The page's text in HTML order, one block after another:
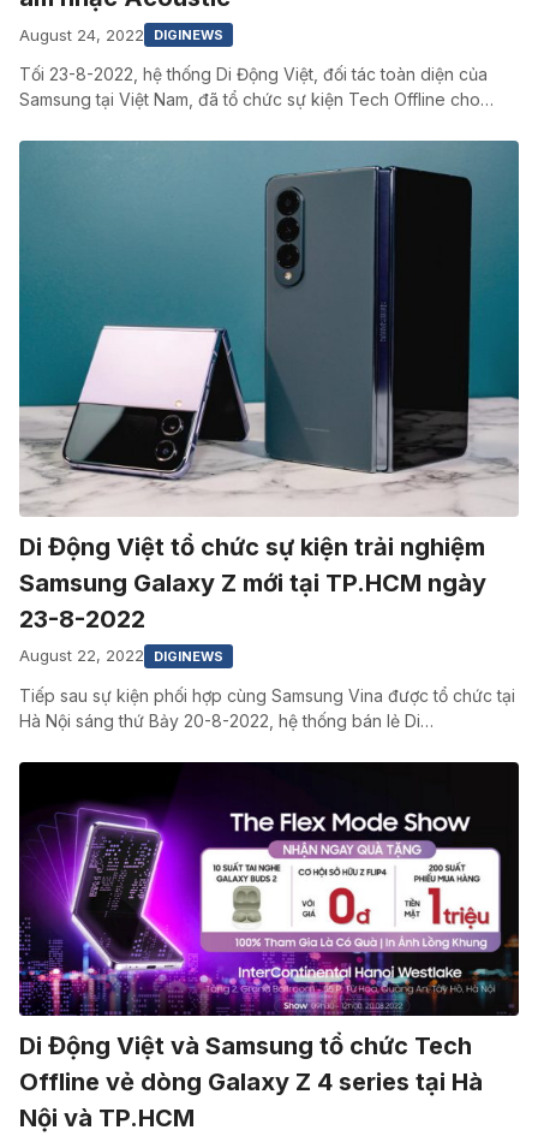
August 24, 2022 DIGINEWS
Tối 23-8-2022, hệ thống Di Động Việt, đối tác toàn diện của
Samsung tại Việt Nam, đã tổ chức sự kiện Tech Offline cho…
Di Động Việt tổ chức sự kiện trải nghiệm
Samsung Galaxy Z mới tại TP.HCM ngày
23-8-2022
August 22, 2022 DIGINEWS
Tiếp sau sự kiện phối hợp cùng Samsung Vina được tổ chức tại
Hà Nội sáng thứ Bảy 20-8-2022, hệ thống bán lẻ Di…
Di Động Việt và Samsung tổ chức Tech
Offline vẻ dòng Galaxy Z 4 series tại Hà
Nội và TP.HCM